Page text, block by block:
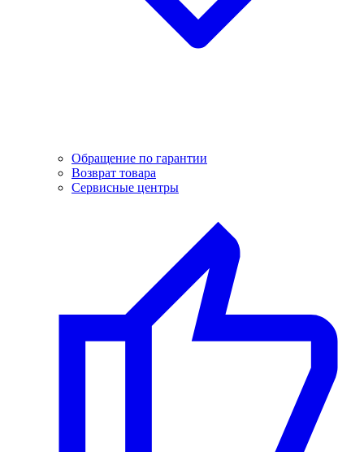
Обращение по гарантии
Возврат товара
Сервисные центры